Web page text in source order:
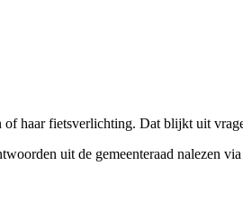
haar fietsverlichting. Dat blijkt uit
uit de gemeenteraad nalezen via